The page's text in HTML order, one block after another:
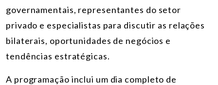
governamentais, representantes do setor
privado e especialistas para discutir as relações
bilaterais, oportunidades de negócios e
tendências estratégicas.
A programação inclui um dia completo de